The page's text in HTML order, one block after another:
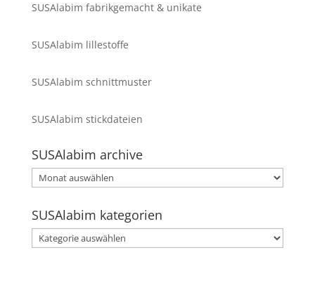
SUSAlabim fabrikgemacht & unikate
SUSAlabim lillestoffe
SUSAlabim schnittmuster
SUSAlabim stickdateien
SUSAlabim archive
SUSAlabim
archive
SUSAlabim kategorien
SUSAlabim
kategorien